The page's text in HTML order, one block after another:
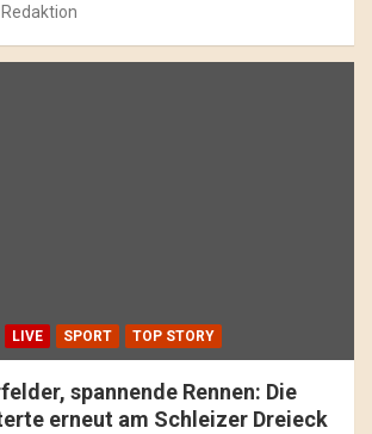
Redaktion
LIVE SPORT TOP STORY
spannende Rennen: Die
erneut am Schleizer Dreieck